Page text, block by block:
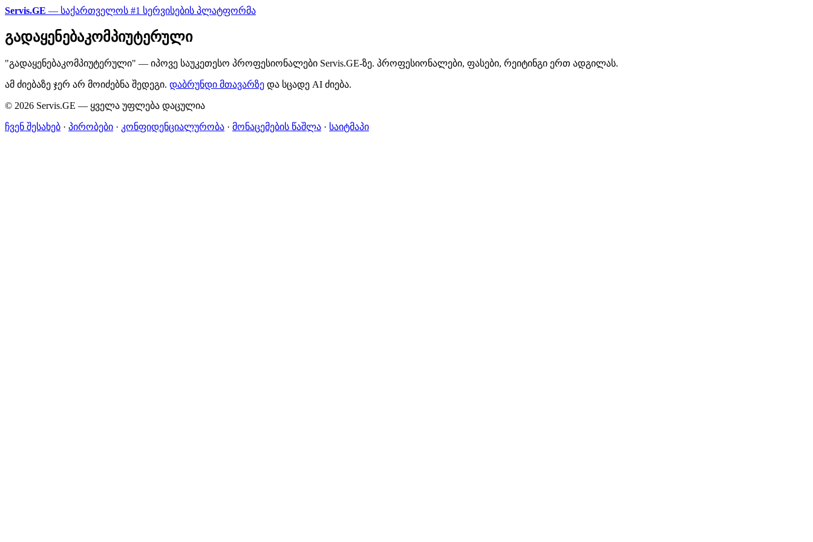
Servis.GE — საქართველოს #1 სერვისების პლატფორმა
გადაყენებაკომპიუტერული
"გადაყენებაკომპიუტერული" — იპოვე საუკეთესო პროფესიონალები Servis.GE-ზე. პროფესიონალები, ფასები, რეიტინგი ერთ ადგილას.
ამ ძიებაზე ჯერ არ მოიძებნა შედეგი. დაბრუნდი მთავარზე და სცადე AI ძიება.
© 2026 Servis.GE — ყველა უფლება დაცულია
ჩვენ შესახებ · პირობები · კონფიდენციალურობა · მონაცემების წაშლა · საიტმაპი